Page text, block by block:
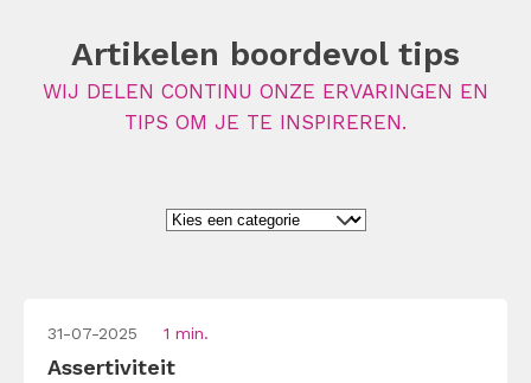
Artikelen boordevol tips
WIJ DELEN CONTINU ONZE ERVARINGEN EN
TIPS OM JE TE INSPIREREN.
31-07-2025 1 min.
Assertiviteit